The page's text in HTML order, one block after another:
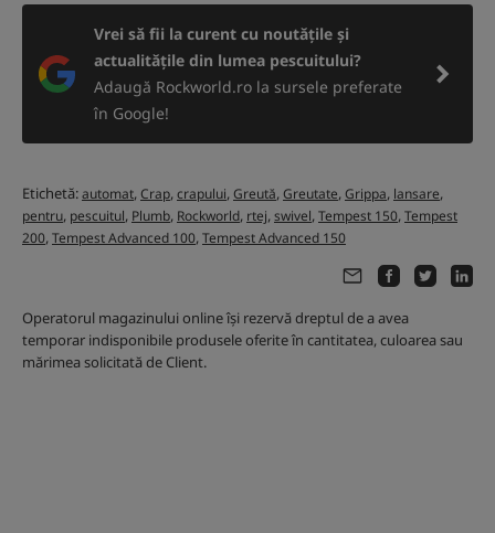
Vrei să fii la curent cu noutățile și
actualitățile din lumea pescuitului?
Adaugă Rockworld.ro la sursele preferate
în Google!
Etichetă:automat,Crap,crapului,Greută,Greutate,Grippa, lansare,
pentru, pescuitul, Plumb, Rockworld, rtej,swivel,Tempest 150,Tempest
200,Tempest Advanced 100,Tempest Advanced 150
Operatorul magazinului online își rezervă dreptul de a avea
temporar indisponibile produsele oferite în cantitatea, culoarea sau
mărimea solicitată de Client.